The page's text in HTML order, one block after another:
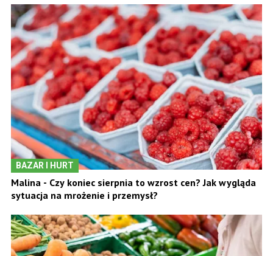
BAZAR I HURT
Malina - Czy koniec sierpnia to wzrost cen? Jak wygląda
sytuacja na mrożenie i przemysł?